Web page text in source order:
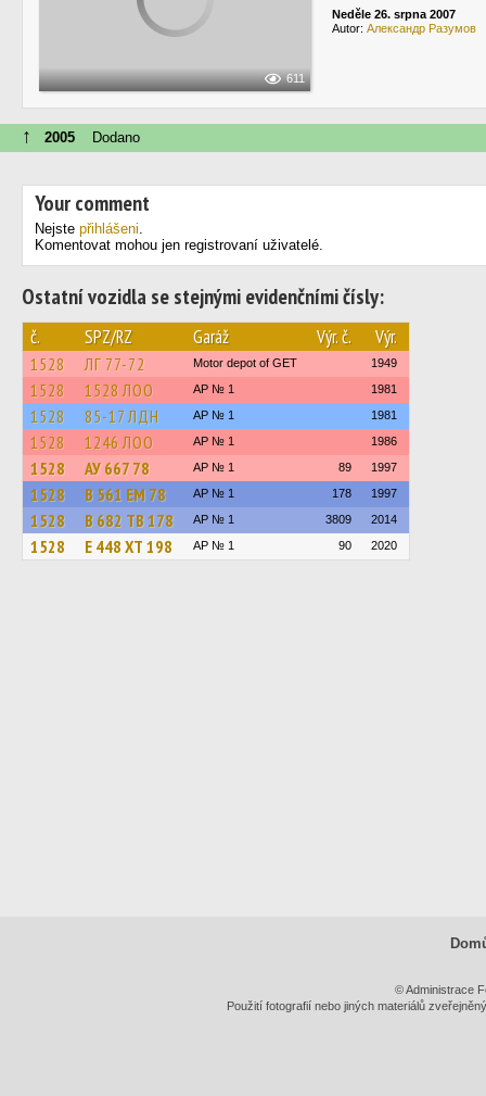
611
Neděle 26. srpna 2007
Autor: Александр Разумов
↑ 2005 Dodano
Your comment
Nejste přihlášeni.
Komentovat mohou jen registrovaní uživatelé.
Ostatní vozidla se stejnými evidenčními čísly:
č. SPZ/RZ Garáž Výr. č. Výr.
1528 ЛГ 77-72 Motor depot of GET 1949
1528 1528 ЛОО AP № 1 1981
1528 85-17 ЛДН AP № 1 1981
1528 1246 ЛОО AP № 1 1986
1528 АУ 667 78 AP № 1 89 1997
1528 В 561 ЕМ 78 AP № 1 178 1997
1528 В 682 ТВ 178 AP № 1 3809 2014
1528 Е 448 ХТ 198 AP № 1 90 2020
© Administrace
Použití fotografií nebo jiných materiálů